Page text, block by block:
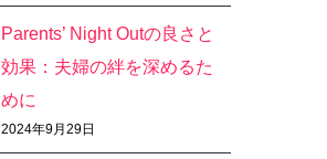
Parents’ Night Outの良さと
効果：夫婦の絆を深めるた
めに
2024年9月29日